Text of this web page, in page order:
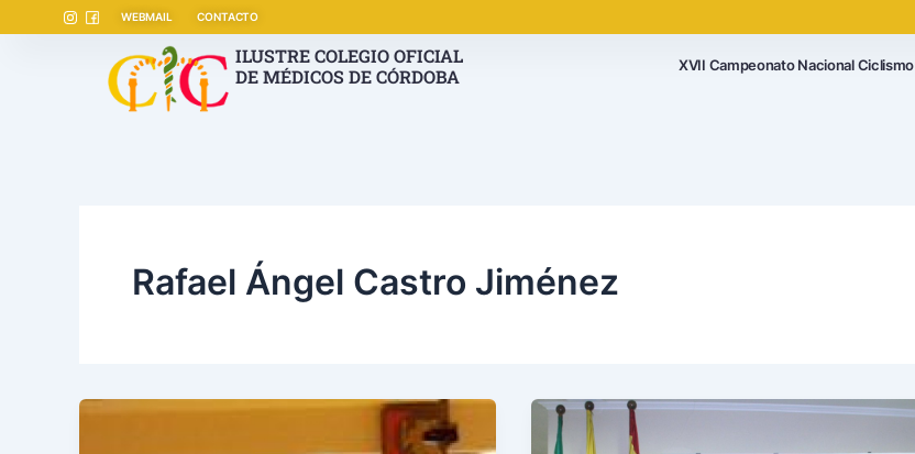
WEBMAIL CONTACTO
ILUSTRE COLEGIO OFICIAL
DE MÉDICOS DE CÓRDOBA
XVII Campeonato Nacional Ciclismo
Rafael Ángel Castro Jiménez